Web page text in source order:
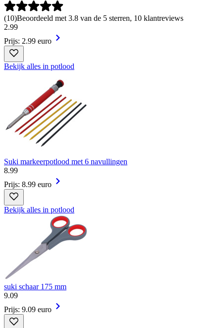
(10)Beoordeeld met 3.8 van de 5 sterren, 10 klantreviews
2.99
Prijs: 2.99 euro
Bekijk alles in potlood
Suki markeerpotlood met 6 navullingen
8.99
Prijs: 8.99 euro
Bekijk alles in potlood
suki schaar 175 mm
9.09
Prijs: 9.09 euro